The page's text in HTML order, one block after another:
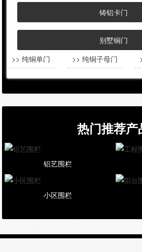
铸铝卡门
别墅铜门
>> 纯铜单门
>> 纯铜子母门
热门推荐产
铝艺围栏
小区围栏